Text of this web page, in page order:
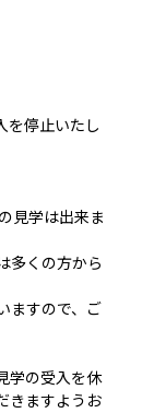
を停止いたし
見学は出来ま
多くの方から
ますので、ご
学の受入を休
きますようお